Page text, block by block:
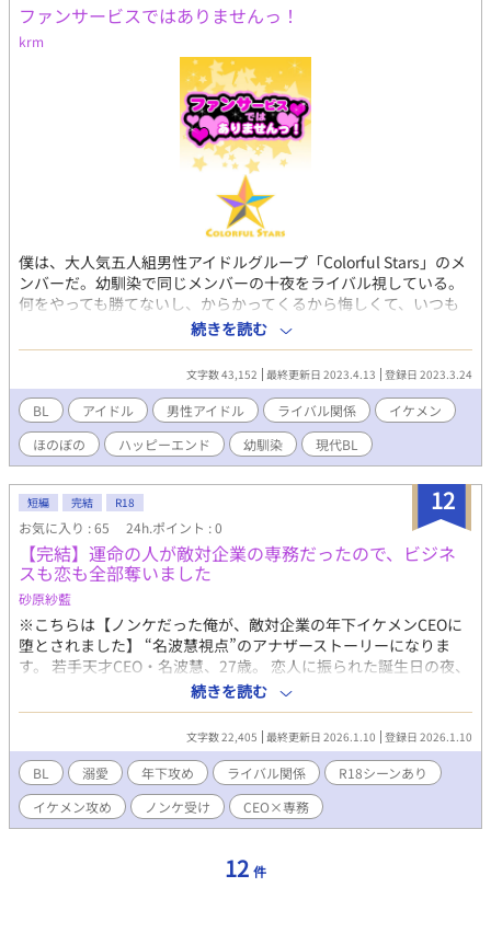
ファンサービスではありませんっ！
krm
僕は、大人気五人組男性アイドルグループ「Colorful Stars」のメ
ンバーだ。幼馴染で同じメンバーの十夜をライバル視している。
何をやっても勝てないし、からかってくるから悔しくて、いつも
ケンカばかりしているのだ。 そんな大っ嫌いな相手と、なぜか付
き合うことになってしまって――！？ アイドル同士の禁断の恋！
その行方やいかに！？ *はR-18です。 ムーンライトノベルズ・
pixivにも投稿しています。
続きを読む
文字数 43,152 最終更新日 2023.4.13 登録日 2023.3.24
BL アイドル 男性アイドル ライバル関係
イケメン
ほのぼの
ハッピーエンド 幼馴染 現代BL
12
短編 完結 R18
お気に入り : 65 24h.ポイント : 0
【完結】運命の人が敵対企業の専務だったので、ビジネ
スも恋も全部奪いました
砂原紗藍
※こちらは【ノンケだった俺が、敵対企業の年下イケメンCEOに
堕とされました】 “名波慧視点”のアナザーストーリーになりま
す。 若手天才CEO・名波慧、27歳。 恋人に振られた誕生日の夜、
偶然助けた男・京介に一目惚れ。 この人を、絶対に俺のものにす
る――。 そして翌週の大舞台にて、運命の再会。 なんと彼は、敵
対企業ステラの専務だった。 ビジネスでは激突、プライベートで
は一途に口説き落とす。 ビジネスライバルでも諦めない。 技術
で、想いで、全てを賭けて――。 一目惚れから始まる、攻めの純
愛ストーリー。 ※本編完結済み。 先に【ノンケだった俺が、敵対
企業の年下イケメンCEOに堕とされました】 を読まれることをお
すすめします。 R描写あり。
続きを読む
文字数 22,405 最終更新日 2026.1.10 登録日 2026.1.10
BL 溺愛 年下攻め ライバル関係
R18シーンあり
イケメン攻め
ノンケ受け CEO×専務
12 件